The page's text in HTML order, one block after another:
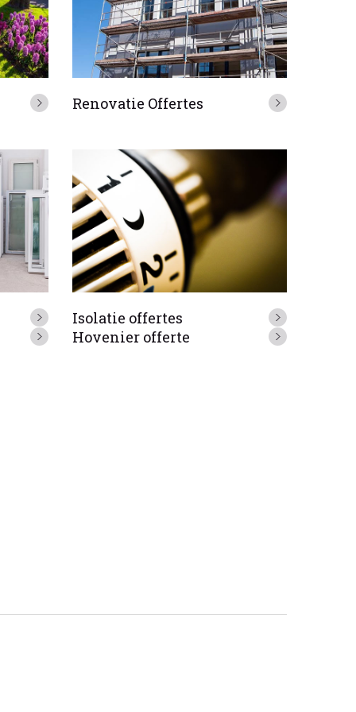
Renovatie Offertes
Isolatie offertes
Hovenier offerte